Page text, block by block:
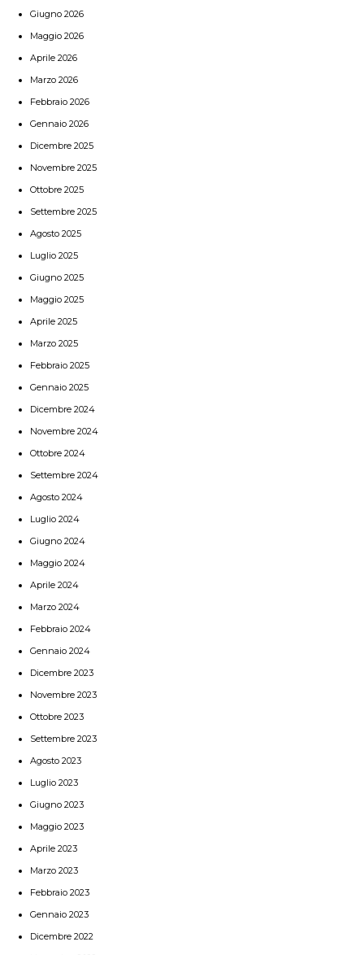
Giugno 2026
Maggio 2026
Aprile 2026
Marzo 2026
Febbraio 2026
Gennaio 2026
Dicembre 2025
Novembre 2025
Ottobre 2025
Settembre 2025
Agosto 2025
Luglio 2025
Giugno 2025
Maggio 2025
Aprile 2025
Marzo 2025
Febbraio 2025
Gennaio 2025
Dicembre 2024
Novembre 2024
Ottobre 2024
Settembre 2024
Agosto 2024
Luglio 2024
Giugno 2024
Maggio 2024
Aprile 2024
Marzo 2024
Febbraio 2024
Gennaio 2024
Dicembre 2023
Novembre 2023
Ottobre 2023
Settembre 2023
Agosto 2023
Luglio 2023
Giugno 2023
Maggio 2023
Aprile 2023
Marzo 2023
Febbraio 2023
Gennaio 2023
Dicembre 2022